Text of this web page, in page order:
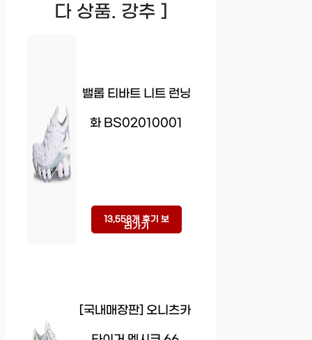
다 상품. 강추 ]
밸롭 티바트 니트 런닝
화 BS02010001
13,558개 후기 보
러가기
[국내매장판] 오니츠카